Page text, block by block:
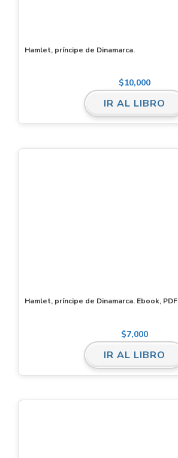
Hamlet, príncipe de Dinamarca.
$10,000
IR AL LIBRO
Hamlet, príncipe de Dinamarca. Ebook, PDF
$7,000
IR AL LIBRO